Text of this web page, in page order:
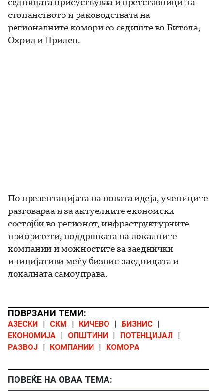
стопанството и раководствата на
регионалните комори со седиште во Битола,
Охрид и Прилеп.
По презентацијата на новата идеја, учениците
разговараа и за актуелните економски
состојби во регионот, инфраструктурните
приоритети, поддршката на локалните
компании и можностите за заеднички
иницијативи меѓу бизнис-заедницата и
локалната самоуправа.
ПОВРЗАНИ ТЕМИ:
АЗЕСКИ СКМ КИЧЕВО БИЗНИС
ЕКОНОМИЈА
ОПШТИНИ ПОТЕНЦИЈАЛ
РАЗВОЈ
КОМПАНИИ КОМОРА
ПОВЕЌЕ НА ОВАА ТЕМА: